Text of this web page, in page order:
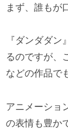
まず、誰もが
『ダンダダ
るのですが、
などの作品で
アニメーショ
の表情も豊か